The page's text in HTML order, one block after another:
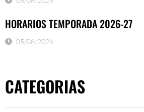
HORARIOS TEMPORADA 2026-27
05/08/2026
CATEGORIAS